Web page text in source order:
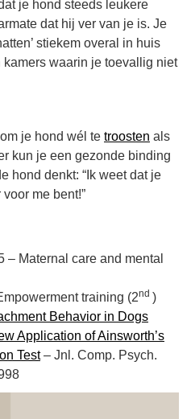
je hond steeds leukere
dat hij ver van je is. Je
stiekem overal in huis
waarin je toevallig niet
je hond wél te troosten als
kun je een gezonde binding
hond denkt: “Ik weet dat je
me bent!”
– Maternal care and mental
training (2nd )
Behavior in Dogs
Application of Ainsworth’s
Test– Jnl. Comp. Psych.